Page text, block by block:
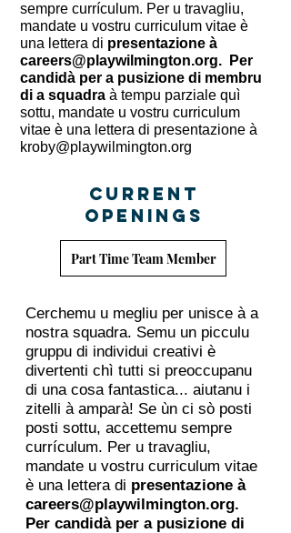
sempre currículum. Per u travagliu,
mandate u vostru curriculum vitae è
una lettera di presentazione à
careers@playwilmington.org.
Per
candidà per a pusizione di membru
di a squadra à tempu parziale quì
sottu, mandate u vostru curriculum
vitae è una lettera di presentazione à
kroby@playwilmington.org
CURRENT
OPENINGS
Part Time Team Member
Cerchemu u megliu per unisce à a
nostra squadra. Semu un picculu
gruppu di individui creativi è
divertenti chì tutti si preoccupanu
di una cosa fantastica... aiutanu i
zitelli à amparà! Se ùn ci sò posti
posti sottu, accettemu sempre
currículum. Per u travagliu,
mandate u vostru curriculum vitae
è una lettera di presentazione à
careers@playwilmington.org.
Per candidà per a pusizione di